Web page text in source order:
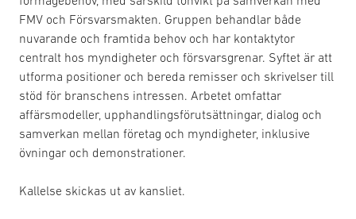
FMV och Försvarsmakten. Gruppen behandlar både
nuvarande och framtida behov och har kontaktytor
centralt hos myndigheter och försvarsgrenar. Syftet är att
utforma positioner och bereda remisser och skrivelser till
stöd för branschens intressen. Arbetet omfattar
affärsmodeller, upphandlingsförutsättningar, dialog och
samverkan mellan företag och myndigheter, inklusive
övningar och demonstrationer.
Kallelse skickas ut av kansliet.